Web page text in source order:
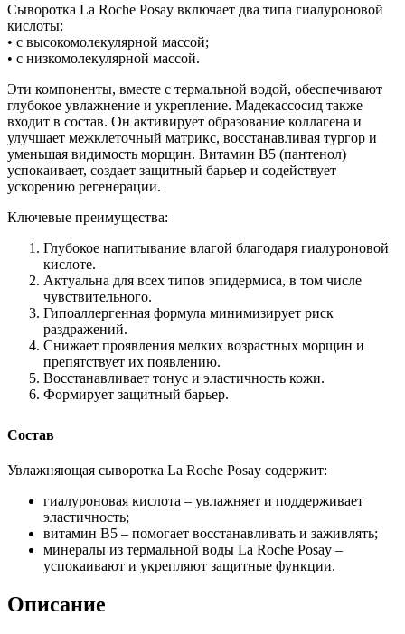
Сыворотка La Roche Posay включает два типа гиалуроновой
кислоты:
• с высокомолекулярной массой;
• с низкомолекулярной массой.
Эти компоненты, вместе с термальной водой, обеспечивают
глубокое увлажнение и укрепление. Мадекассосид также
входит в состав. Он активирует образование коллагена и
улучшает межклеточный матрикс, восстанавливая тургор и
уменьшая видимость морщин. Витамин B5 (пантенол)
успокаивает, создает защитный барьер и содействует
ускорению регенерации.
Ключевые преимущества:
Глубокое напитывание влагой благодаря гиалуроновой
кислоте.
Актуальна для всех типов эпидермиса, в том числе
чувствительного.
Гипоаллергенная формула минимизирует риск
раздражений.
Снижает проявления мелких возрастных морщин и
препятствует их появлению.
Восстанавливает тонус и эластичность кожи.
Формирует защитный барьер.
Состав
Увлажняющая сыворотка La Roche Posay содержит:
гиалуроновая кислота – увлажняет и поддерживает
эластичность;
витамин B5 – помогает восстанавливать и заживлять;
минералы из термальной воды La Roche Posay –
успокаивают и укрепляют защитные функции.
Описание